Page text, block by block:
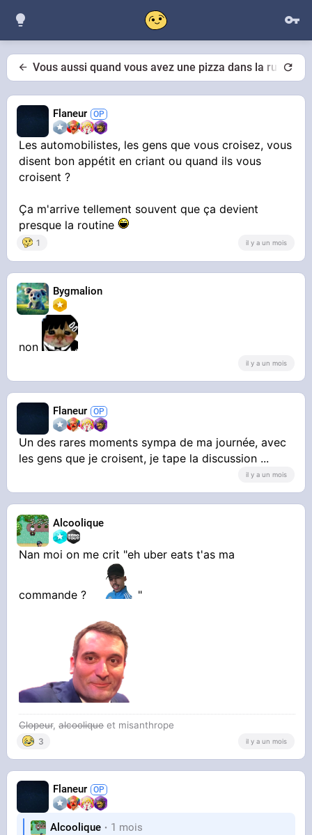
Vous aussi quand vous avez une pizza dans la rue, le
Flaneur
Les automobilistes, les gens que vous croisez, vous
disent bon appétit en criant ou quand ils vous
croisent ?
Ça m'arrive tellement souvent que ça devient
presque la routine
1 il y a un mois
Bygmalion
non
il y a un mois
Flaneur
Un des rares moments sympa de ma journée, avec
les gens que je croisent, je tape la discussion ...
il y a un mois
Alcoolique
Nan moi on me crit "eh uber eats t'as ma
commande ? "
Clopeur,alcooliqueet misanthrope
3 il y a un mois
Flaneur
Alcoolique 1 mois